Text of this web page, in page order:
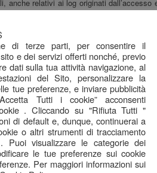
relativi ai log originati
I dati personali trattati verranno
dove vengono richiesti dati personali
prima che queste vengano scambiate
trasmesse; inoltre le transazioni
solo il set minimo di informazioni
eventuali circostanze o eventi dai
tale evento inviando una comunicazione
richiesto, di password/PIN di
terzi, al fine di evitarne usi impropri e non
tuo computer (in alternativa sul tuo
di terze parti, per consentire il
e dei servizi offerti nonché, previo
dati sulla tua attività navigazione, al
del Sito, personalizzare la
tue preferenze, e inviare pubblicità
Tutti i cookie” acconsenti
. Cliccando su "Rifiuta Tutti "
di default e, dunque, continuerai a
o altri strumenti di tracciamento
Puoi visualizzare le categorie dei
le tue preferenze sui cookie
Per maggiori informazioni sui